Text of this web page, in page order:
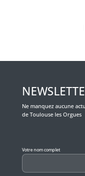
Ne manquez aucune
de Toulouse les Orgues
Votre nom complet